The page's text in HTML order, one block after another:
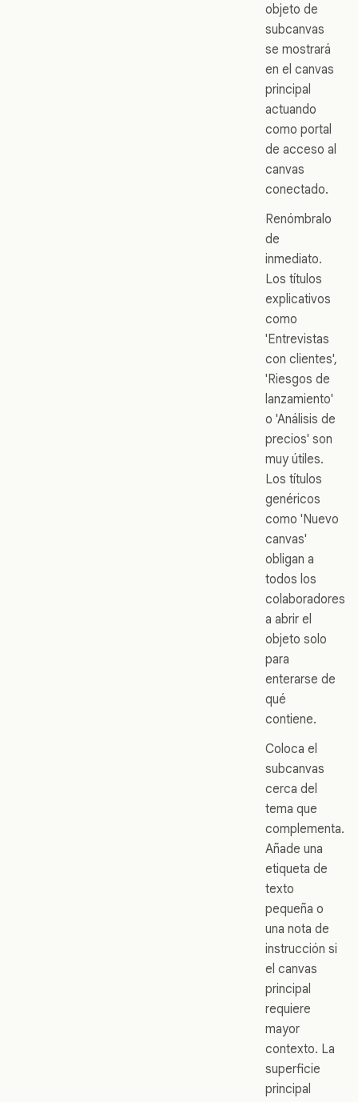
objeto de
subcanvas
se mostrará
en el canvas
principal
actuando
como portal
de acceso al
canvas
conectado.
Renómbralo
de
inmediato.
Los títulos
explicativos
como
'Entrevistas
con clientes',
'Riesgos de
lanzamiento'
o 'Análisis de
precios' son
muy útiles.
Los títulos
genéricos
como 'Nuevo
canvas'
obligan a
todos los
colaboradores
a abrir el
objeto solo
para
enterarse de
qué
contiene.
Coloca el
subcanvas
cerca del
tema que
complementa.
Añade una
etiqueta de
texto
pequeña o
una nota de
instrucción si
el canvas
principal
requiere
mayor
contexto. La
superficie
principal